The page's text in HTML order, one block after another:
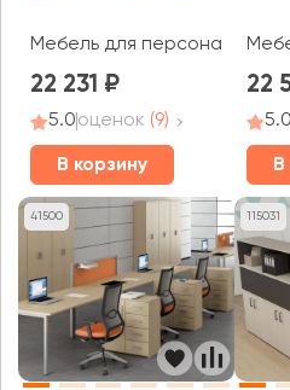
Мебель для персонала
22 231
5.0оценок (9)
В корзину
22
5.0
В
41500 115031